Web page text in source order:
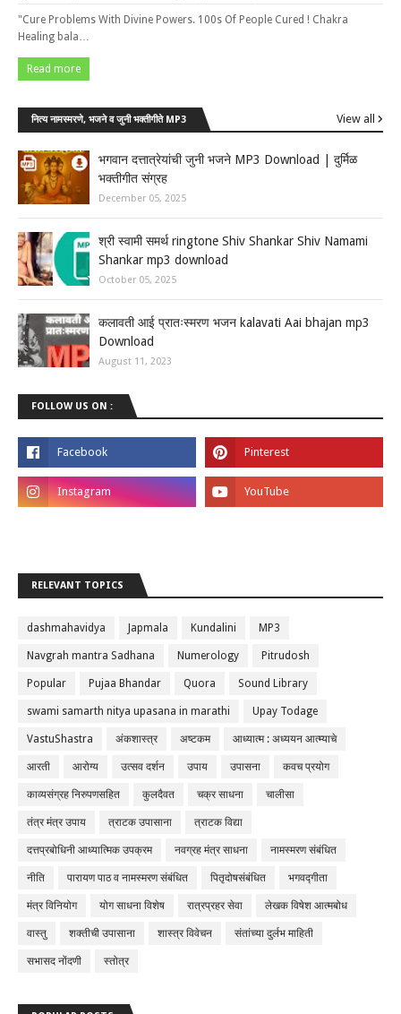
"Cure Problems With Divine Powers. 100s Of People Cured ! Chakra
Healing bala…
Read more
नित्य नामस्मरणे, भजने व जुनी भक्तीगीते MP3 View all
भगवान दत्तात्रेयांची जुनी भजने MP3 Download | दुर्मिळ
भक्तीगीत संग्रह
December 05, 2025
श्री स्वामी समर्थ ringtone Shiv Shankar Shiv Namami
Shankar mp3 download
October 05, 2025
कलावती आई प्रातःस्मरण भजन kalavati Aai bhajan mp3
Download
August 11, 2023
FOLLOW US ON :
RELEVANT TOPICS
dashmahavidya Japmala Kundalini MP3
Navgrah mantra Sadhana Numerology Pitrudosh
Popular Pujaa Bhandar Quora Sound Library
swami samarth nitya upasana in marathi Upay Todage
VastuShastra अंकशास्त्र अष्टकम आध्यात्म : अध्ययन आत्म्याचे
आरती आरोग्य उत्सव दर्शन उपाय उपासना कवच प्रयोग
काव्यसंग्रह निरुपणसहित कुलदैवत चक्र साधना चालीसा
तंत्र मंत्र उपाय त्राटक उपासाना त्राटक विद्या
दत्तप्रबोधिनी आध्यात्मिक उपक्रम नवग्रह मंत्र साधना नामस्मरण संबंधित
नीति पारायण पाठ व नामस्मरण संबंधित पितृदोषसंबंधित भगवद्गीता
मंत्र विनियोग योग साधना विशेष रात्रप्रहर सेवा लेखक विषेश आत्मबोध
वास्तु शक्तीची उपासाना शास्त्र विवेचन संतांच्या दुर्लभ माहिती
सभासद नोंदणी स्तोत्र